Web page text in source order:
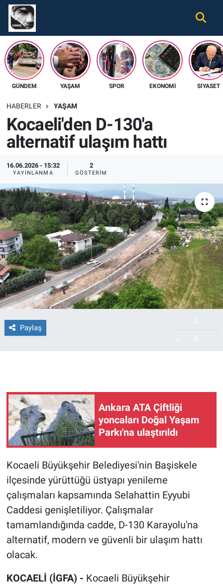
GÜNDEM YAŞAM SPOR EKONOMI SIYASET
HABERLER YAŞAM
Kocaeli'den D-130'a
alternatif ulaşım hattı
16.06.2026 - 15:32
YAYINLANMA
2
GÖSTERIM
Paylaş
Ankara ATA Çiftliği
yoncaları Doğal Yaşam
Parkı'na ulaştırıldı
Kocaeli Büyükşehir Belediyesi'nin Başiskele
ilçesinde yürüttüğü üstyapı yenileme
çalışmaları kapsamında Selahattin Eyyubi
Caddesi genişletiliyor. Çalışmalar
tamamlandığında cadde, D-130 Karayolu'na
alternatif, modern ve güvenli bir ulaşım hattı
olacak.
KOCAELİ (İGFA) - Kocaeli Büyükşehir
Gündem
Ekonomi
Spor
Tüm Haberler
İletişim
Künye
Nöbetçi Eczaneler
Hava Durumu
Namaz Vakitleri
Süper Lig Puan Durumu ve Fikstür
Tüm Manşetler
Son Dakika Haberleri
Haber Arşivi